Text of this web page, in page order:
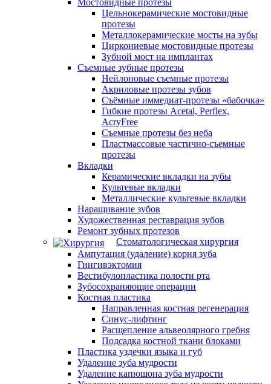
Мостовидные протезы
Цельнокерамические мостовидные
протезы
Металлокерамические мосты на зубы
Циркониевые мостовидные протезы
Зубной мост на имплантах
Съемные зубные протезы
Нейлоновые съемные протезы
Акриловые протезы зубов
Съёмные иммедиат‑протезы «бабочка»
Гибкие протезы Acetal, Perflex,
AcryFree
Съемные протезы без неба
Пластмассовые частично-съемные
протезы
Вкладки
Керамические вкладки на зубы
Культевые вкладки
Металлические культевые вкладки
Наращивание зубов
Художественная реставрация зубов
Ремонт зубных протезов
Стоматологическая хирургия
Ампутация (удаление) корня зуба
Гингивэктомия
Вестибулопластика полости рта
Зубосохраняющие операции
Костная пластика
Направленная костная регенерация
Синус-лифтинг
Расщепление альвеолярного гребня
Подсадка костной ткани блоками
Пластика уздечки языка и губ
Удаление зуба мудрости
Удаление капюшона зуба мудрости